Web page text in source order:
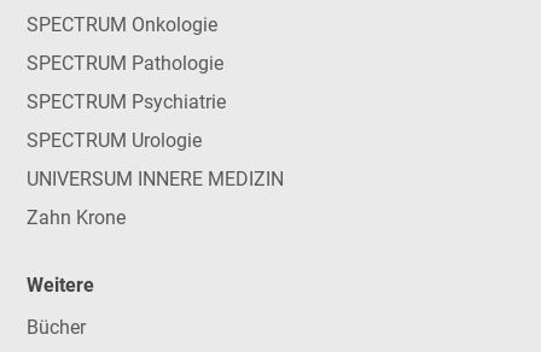
SPECTRUM Onkologie
SPECTRUM Pathologie
SPECTRUM Psychiatrie
SPECTRUM Urologie
UNIVERSUM INNERE MEDIZIN
Zahn Krone
Weitere
Bücher